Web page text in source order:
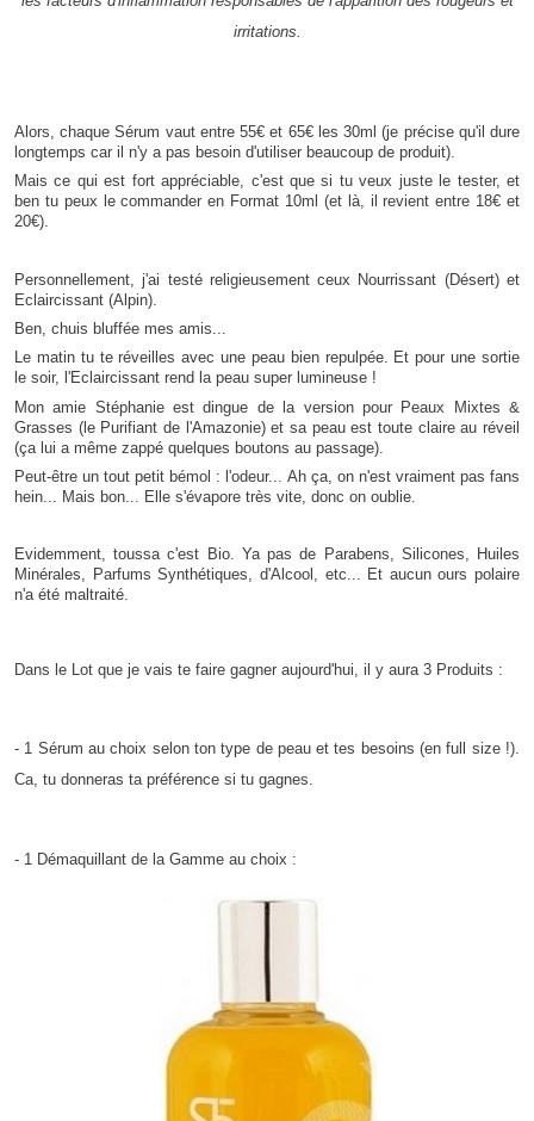
irritations.
Alors, chaque Sérum vaut entre 55€ et 65€ les 30ml (je précise qu'il dure
longtemps car il n'y a pas besoin d'utiliser beaucoup de produit).
Mais ce qui est fort appréciable, c'est que si tu veux juste le tester, et
ben tu peux le commander en Format 10ml (et là, il revient entre 18€ et
20€).
Personnellement, j'ai testé religieusement ceux Nourrissant (Désert) et
Eclaircissant (Alpin).
Ben, chuis bluffée mes amis...
Le matin tu te réveilles avec une peau bien repulpée. Et pour une sortie
le soir, l'Eclaircissant rend la peau super lumineuse !
Mon amie Stéphanie est dingue de la version pour Peaux Mixtes &
Grasses (le Purifiant de l'Amazonie) et sa peau est toute claire au réveil
(ça lui a même zappé quelques boutons au passage).
Peut-être un tout petit bémol : l'odeur... Ah ça, on n'est vraiment pas fans
hein... Mais bon... Elle s'évapore très vite, donc on oublie.
Evidemment, toussa c'est Bio. Ya pas de Parabens, Silicones, Huiles
Minérales, Parfums Synthétiques, d'Alcool, etc... Et aucun ours polaire
n'a été maltraité.
Dans le Lot que je vais te faire gagner aujourd'hui, il y aura 3 Produits :
- 1 Sérum au choix selon ton type de peau et tes besoins (en full size !).
Ca, tu donneras ta préférence si tu gagnes.
- 1 Démaquillant de la Gamme au choix :